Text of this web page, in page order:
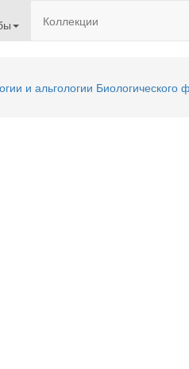
Коллекции
и альгологии Биологического